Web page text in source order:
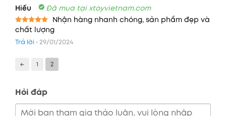
Hiếu Đã mua tại xtoyvietnam.com
Được xếp
sao
Nhận hàng nhanh chóng, sản phẩm đẹp và
chất lượng
Trả lời •29/01/2024
← 1 2
Hỏi đáp